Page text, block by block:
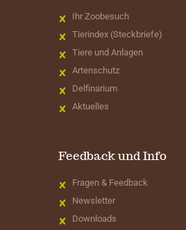
Ihr Zoobesuch
Tierindex (Steckbriefe)
Tiere und Anlagen
Artenschutz
Delfinarium
Aktuelles
Feedback und Info
Fragen & Feedback
Newsletter
Downloads